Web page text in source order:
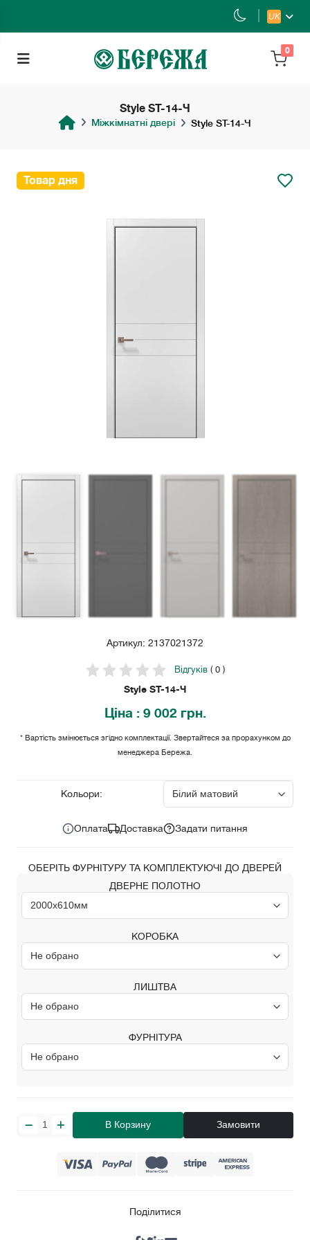
UK
0
Style ST-14-Ч
Міжкімнатні двері Style ST-14-Ч
Товар дня
Артикул: 2137021372
Відгуків( 0 )
Style ST-14-Ч
Ціна : 9 002 грн.
* Вартість змінюється згідно комплектації. Звертайтеся за прорахунком до
менеджера Бережа.
Кольори:
Оплата Доставка Задати питання
ОБЕРІТЬ ФУРНІТУРУ ТА КОМПЛЕКТУЮЧІ ДО ДВЕРЕЙ
ДВЕРНЕ ПОЛОТНО
КОРОБКА
ЛИШТВА
ФУРНІТУРА
В Корзину Замовити
Поділитися